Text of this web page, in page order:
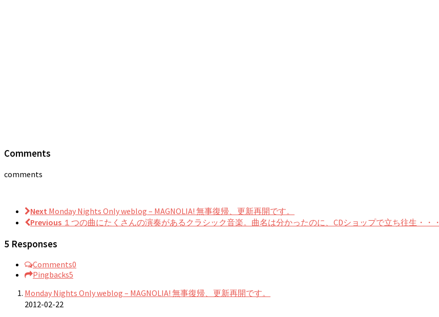
Comments
comments
Next Monday Nights Only weblog – MAGNOLIA! 無事復帰、更新再開です。
Previous １つの曲にたくさんの演奏があるクラシック音楽。曲名は分かったのに、CDショップで立ち往生・・・
5 Responses
Comments0
Pingbacks5
Monday Nights Only weblog – MAGNOLIA! 無事復帰、更新再開です。
2012-02-22